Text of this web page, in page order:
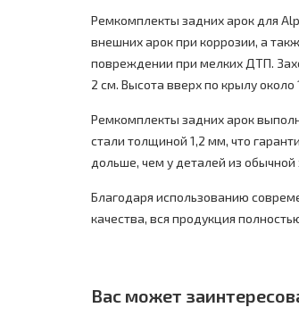
Ремкомплекты задних арок для
внешних арок при коррозии, а
повреждении при мелких ДТП.
2 см. Высота вверх по крылу
Ремкомплекты задних арок
стали толщиной 1,2 мм, что
дольше, чем у деталей из обычной
Благодаря использованию
качества, вся продукция
Вас может